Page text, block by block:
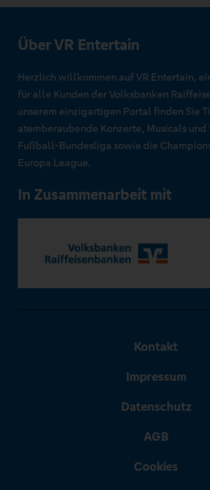
Über VR Entertain
Herzlich willkommen auf VR Entertain,
für alle Kunden der Volksbanken
unserem einzigartigen Portal finden Sie
atemberaubende Konzerte, Musicals und
Fußball-Bundesliga sowie die
Europa League.
In Zusammenarbeit mit
Kontakt
Impressum
Datenschutz
AGB
Cookies